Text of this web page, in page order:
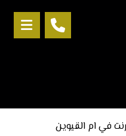
في ام القيوين